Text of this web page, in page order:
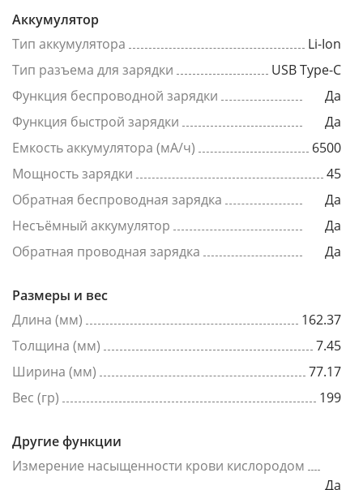
Аккумулятор
Тип аккумулятора
Li-Ion
Тип разъема для зарядки
USB Type-C
Функция беспроводной зарядки
Да
Функция быстрой зарядки
Да
Емкость аккумулятора (мА/ч)
6500
Мощность зарядки
45
Обратная беспроводная зарядка
Да
Несъёмный аккумулятор
Да
Обратная проводная зарядка
Да
Размеры и вес
Длина (мм)
162.37
Толщина (мм)
7.45
Ширина (мм)
77.17
Вес (гр)
199
Другие функции
Измерение насыщенности крови кислородом
Да